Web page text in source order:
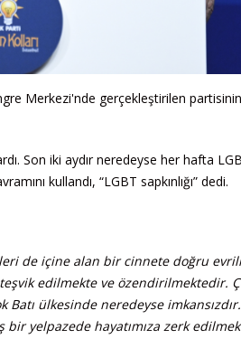
Merkezi'nde gerçekleştirilen
Son iki aydır neredeyse her hafta
kullandı, “LGBT sapkınlığı” dedi.
de içine alan bir cinnete doğru
edilmekte ve özendirilmektedir.
ülkesinde neredeyse
yelpazede hayatımıza zerk